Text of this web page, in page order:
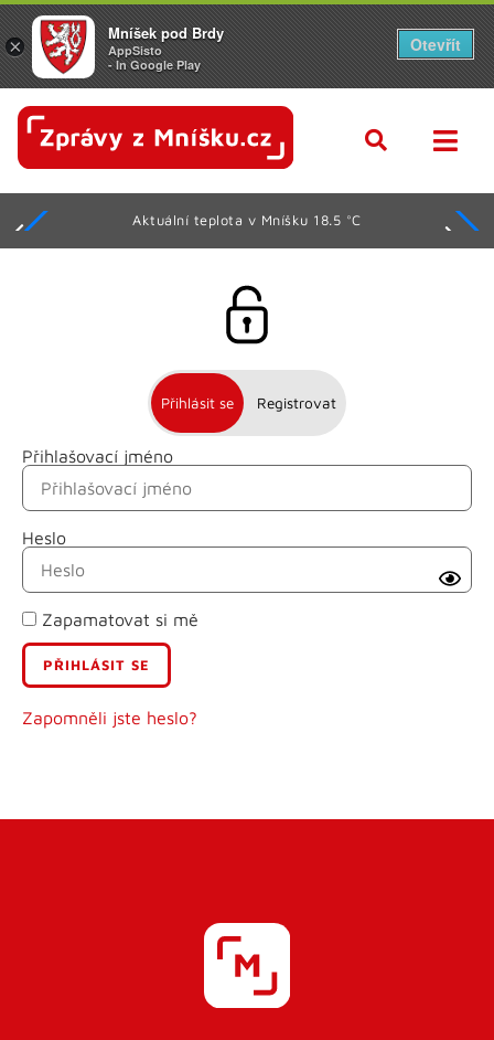
Aktuální teplota v Mníšku 18.5 °C
Přihlásit se Registrovat
Přihlašovací jméno
Heslo
Zapamatovat si mě
Zapomněli jste heslo?
Jméno
Příjmení
E-mail
Uživatelské jméno
×
Mníšek pod Brdy
AppSisto
- In Google Play
Otevřít